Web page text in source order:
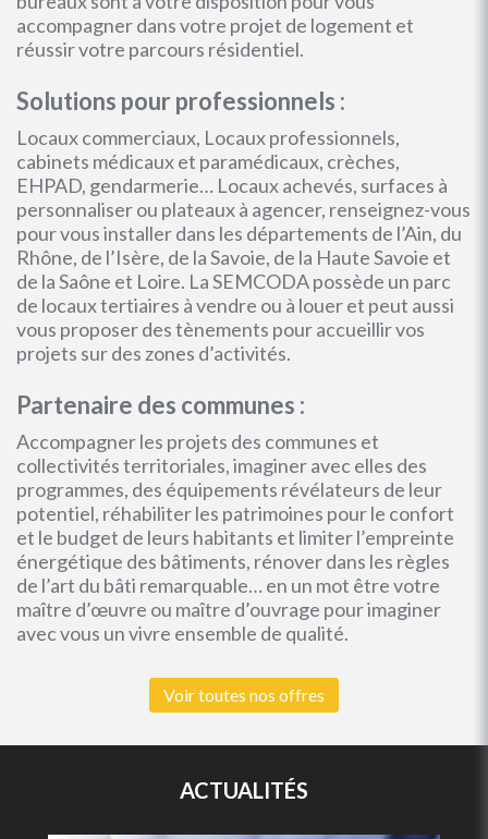
accompagner dans votre projet de logement et
réussir votre parcours résidentiel.
Solutions pour professionnels :
Locaux commerciaux, Locaux professionnels,
cabinets médicaux et paramédicaux, crèches,
EHPAD, gendarmerie… Locaux achevés, surfaces à
personnaliser ou plateaux à agencer, renseignez-vous
pour vous installer dans les départements de l’Ain, du
Rhône, de l’Isère, de la Savoie, de la Haute Savoie et
de la Saône et Loire. La SEMCODA possède un parc
de locaux tertiaires à vendre ou à louer et peut aussi
vous proposer des tènements pour accueillir vos
projets sur des zones d’activités.
Partenaire des communes :
Accompagner les projets des communes et
collectivités territoriales, imaginer avec elles des
programmes, des équipements révélateurs de leur
potentiel, réhabiliter les patrimoines pour le confort
et le budget de leurs habitants et limiter l’empreinte
énergétique des bâtiments, rénover dans les règles
de l’art du bâti remarquable… en un mot être votre
maître d’œuvre ou maître d’ouvrage pour imaginer
avec vous un vivre ensemble de qualité.
Voir toutes nos offres
ACTUALITÉS